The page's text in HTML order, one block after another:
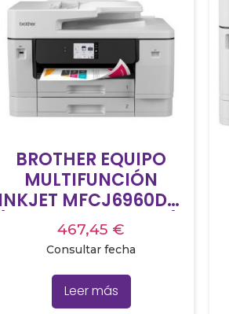
BROTHER EQUIPO
MULTIFUNCIÓN
INKJET MFCJ6960DW
(PROFESIONALES A3),
WIFI, DUPLEX, A3
467,45 €
Consultar fecha
Leer más